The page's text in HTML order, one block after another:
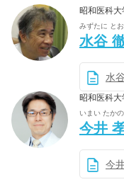
昭和医科
みずたに と
水谷
水
昭和医科
いまい たかの
今井
今